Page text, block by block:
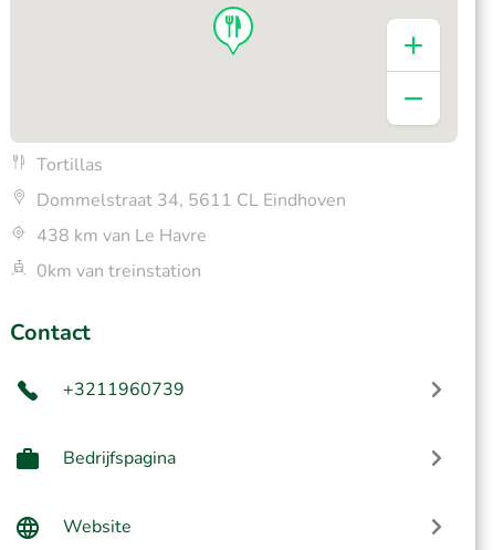
Tortillas
Dommelstraat 34, 5611 CL Eindhoven
438 km van Le Havre
0km van treinstation
Contact
+3211960739
Bedrijfspagina
Website